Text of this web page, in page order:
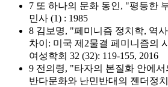
7 또 하나의 문화 동인, "평등한
민사 (1) : 1985
8 김보명, "페미니즘 정치학, 역
차이: 미국 제2물결 페미니즘의
여성학회 32 (32): 119-155, 2016
9 전의령, "타자의 본질화 안에서
반다문화와 난민반대의 젠더정